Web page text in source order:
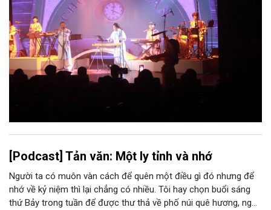
[Podcast] Tản văn: Một ly tỉnh và nhớ
Người ta có muôn vàn cách để quên một điều gì đó nhưng để
nhớ về kỷ niệm thì lại chẳng có nhiều. Tôi hay chọn buổi sáng
thứ Bảy trong tuần để được thư thả về phố núi quê hương, ngồi